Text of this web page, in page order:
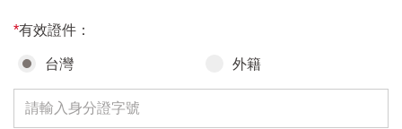
*有效證件：
台灣 外籍